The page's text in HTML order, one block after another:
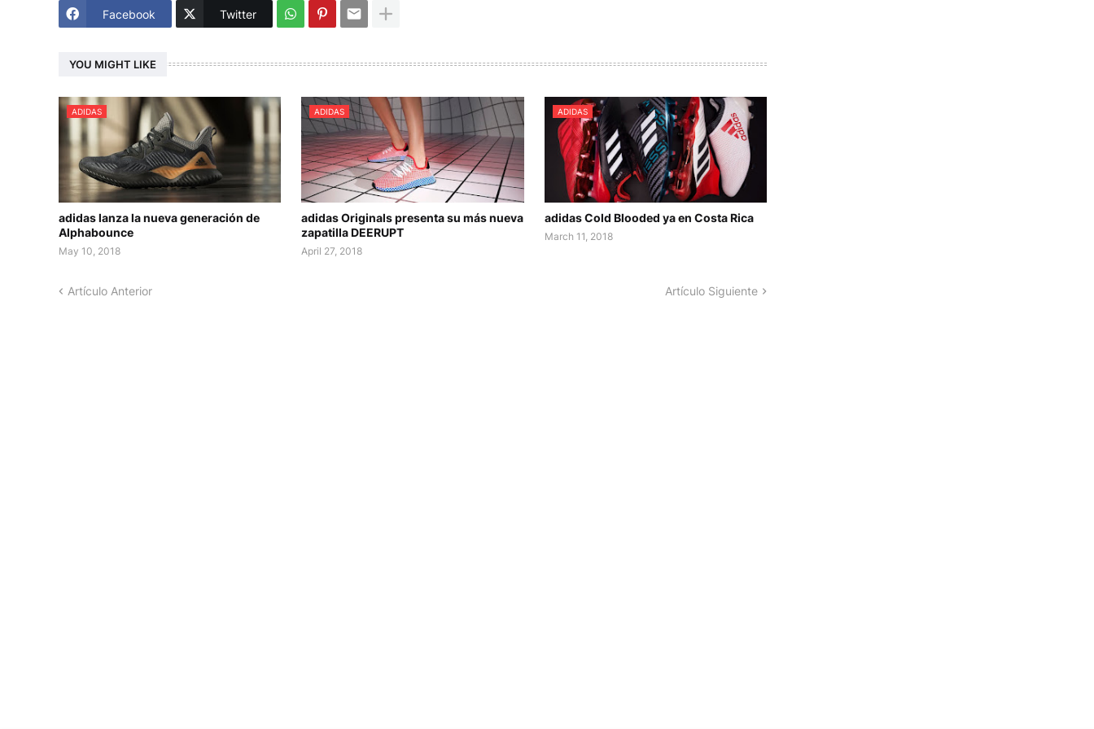
Facebook Twitter
YOU MIGHT LIKE
ADIDAS
adidas lanza la nueva generación de
Alphabounce
May 10, 2018
ADIDAS
adidas Originals presenta su más nueva
zapatilla DEERUPT
April 27, 2018
ADIDAS
adidas Cold Blooded ya en Costa Rica
March 11, 2018
Artículo Anterior Artículo Siguiente